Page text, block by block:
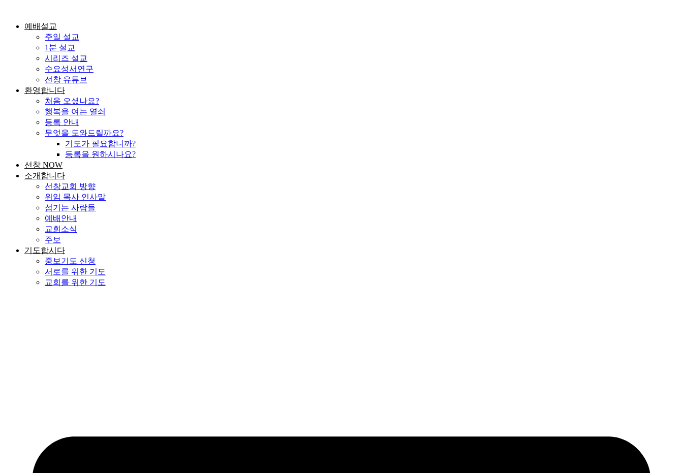
예배설교
주일 설교
1분 설교
시리즈 설교
수요성서연구
선창 유튜브
환영합니다
처음 오셨나요?
행복을 여는 열쇠
등록 안내
무엇을 도와드릴까요?
기도가 필요합니까?
등록을 원하시나요?
선창 NOW
소개합니다
선창교회 방향
위임 목사 인사말
섬기는 사람들
예배안내
교회소식
주보
기도합시다
중보기도 신청
서로를 위한 기도
교회를 위한 기도